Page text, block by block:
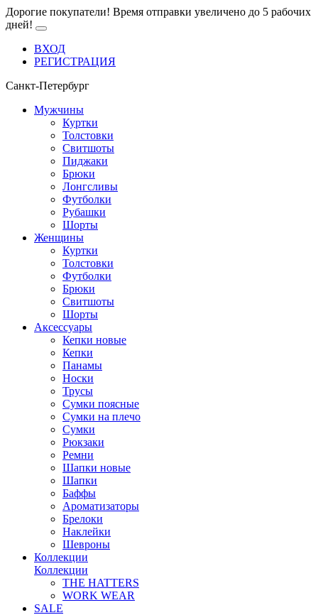
Дорогие покупатели! Время отправки увеличено до 5 рабочих
дней!
ВХОД
РЕГИСТРАЦИЯ
Санкт-Петербург
Мужчины
Куртки
Толстовки
Свитшоты
Пиджаки
Брюки
Лонгсливы
Футболки
Рубашки
Шорты
Женщины
Куртки
Толстовки
Футболки
Брюки
Свитшоты
Шорты
Аксессуары
Кепки новые
Кепки
Панамы
Носки
Трусы
Сумки поясные
Сумки на плечо
Сумки
Рюкзаки
Ремни
Шапки новые
Шапки
Баффы
Ароматизаторы
Брелоки
Наклейки
Шевроны
Коллекции
Коллекции
THE HATTERS
WORK WEAR
SALE